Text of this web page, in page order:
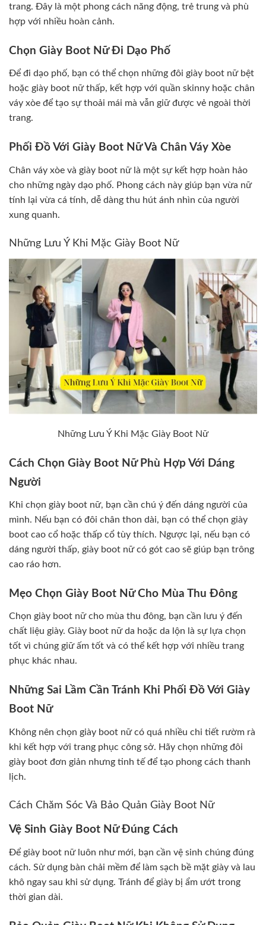
trang. Đây là một phong cách năng động, trẻ trung và phù
hợp với nhiều hoàn cảnh.
Chọn Giày Boot Nữ Đi Dạo Phố
Để đi dạo phố, bạn có thể chọn những đôi giày boot nữ bệt
hoặc giày boot nữ thấp, kết hợp với quần skinny hoặc chân
váy xòe để tạo sự thoải mái mà vẫn giữ được vẻ ngoài thời
trang.
Phối Đồ Với Giày Boot Nữ Và Chân Váy Xòe
Chân váy xòe và giày boot nữ là một sự kết hợp hoàn hảo
cho những ngày dạo phố. Phong cách này giúp bạn vừa nữ
tính lại vừa cá tính, dễ dàng thu hút ánh nhìn của người
xung quanh.
Những Lưu Ý Khi Mặc Giày Boot Nữ
Những Lưu Ý Khi Mặc Giày Boot Nữ
Cách Chọn Giày Boot Nữ Phù Hợp Với Dáng
Người
Khi chọn giày boot nữ, bạn cần chú ý đến dáng người của
mình. Nếu bạn có đôi chân thon dài, bạn có thể chọn giày
boot cao cổ hoặc thấp cổ tùy thích. Ngược lại, nếu bạn có
dáng người thấp, giày boot nữ có gót cao sẽ giúp bạn trông
cao ráo hơn.
Mẹo Chọn Giày Boot Nữ Cho Mùa Thu Đông
Chọn giày boot nữ cho mùa thu đông, bạn cần lưu ý đến
chất liệu giày. Giày boot nữ da hoặc da lộn là sự lựa chọn
tốt vì chúng giữ ấm tốt và có thể kết hợp với nhiều trang
phục khác nhau.
Những Sai Lầm Cần Tránh Khi Phối Đồ Với Giày
Boot Nữ
Không nên chọn giày boot nữ có quá nhiều chi tiết rườm rà
khi kết hợp với trang phục công sở. Hãy chọn những đôi
giày boot đơn giản nhưng tinh tế để tạo phong cách thanh
lịch.
Cách Chăm Sóc Và Bảo Quản Giày Boot Nữ
Vệ Sinh Giày Boot Nữ Đúng Cách
Để giày boot nữ luôn như mới, bạn cần vệ sinh chúng đúng
cách. Sử dụng bàn chải mềm để làm sạch bề mặt giày và lau
khô ngay sau khi sử dụng. Tránh để giày bị ẩm ướt trong
thời gian dài.